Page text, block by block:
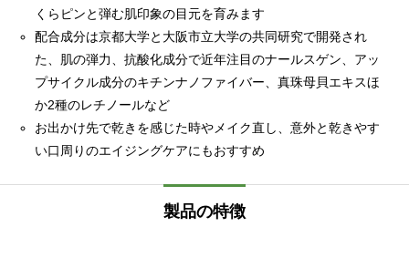
くらピンと弾む肌印象の目元を育みます
配合成分は京都大学と大阪市立大学の共同研究で開発され
た、肌の弾力、抗酸化成分で近年注目のナールスゲン、アッ
プサイクル成分のキチンナノファイバー、真珠母貝エキスほ
か2種のレチノールなど
お出かけ先で乾きを感じた時やメイク直し、意外と乾きやす
い口周りのエイジングケアにもおすすめ
製品の特徴